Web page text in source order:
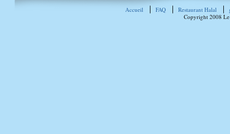
Accueil FAQ Restaurant Halal
Copyright 2008